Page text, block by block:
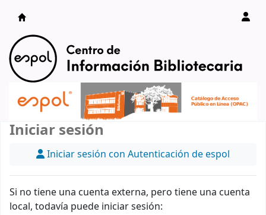
Catálogo en línea
Iniciar sesión
Iniciar sesión con Autenticación de espol
Si no tiene una cuenta externa, pero tiene una cuenta
local, todavía puede iniciar sesión: